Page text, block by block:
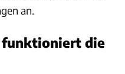
an.
funktioniert die